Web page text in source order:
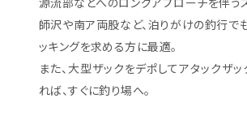
師沢や南ア両股など、泊りがけの釣行で
ッキングを求める方に最適。
また、大型ザックをデポしてアタックザ
れば、すぐに釣り場へ。